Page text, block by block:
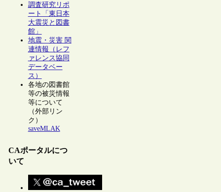
調査研究リポ
ート「東日本
大震災と図書
館」
地震・災害 関
連情報（レフ
ァレンス協同
データベー
ス）
各地の図書館
等の被災情報
等について
（外部リン
ク）
saveMLAK
CAポータルにつ
いて